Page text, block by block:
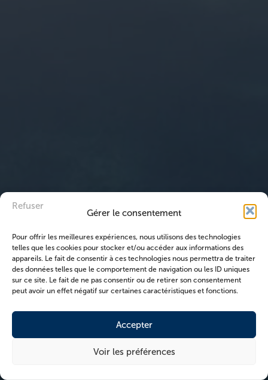
Gérer le consentement
Pour offrir les meilleures expériences, nous utilisons des technologies
telles que les cookies pour stocker et/ou accéder aux informations des
appareils. Le fait de consentir à ces technologies nous permettra de traiter
des données telles que le comportement de navigation ou les ID uniques
sur ce site. Le fait de ne pas consentir ou de retirer son consentement
peut avoir un effet négatif sur certaines caractéristiques et fonctions.
Accepter
Refuser
Voir les préférences